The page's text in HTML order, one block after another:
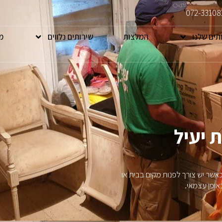
072-
שלנו המלצות שירותים נלווים
יעיל
יש צורך לפנות מקום בבית או
עצמאי.